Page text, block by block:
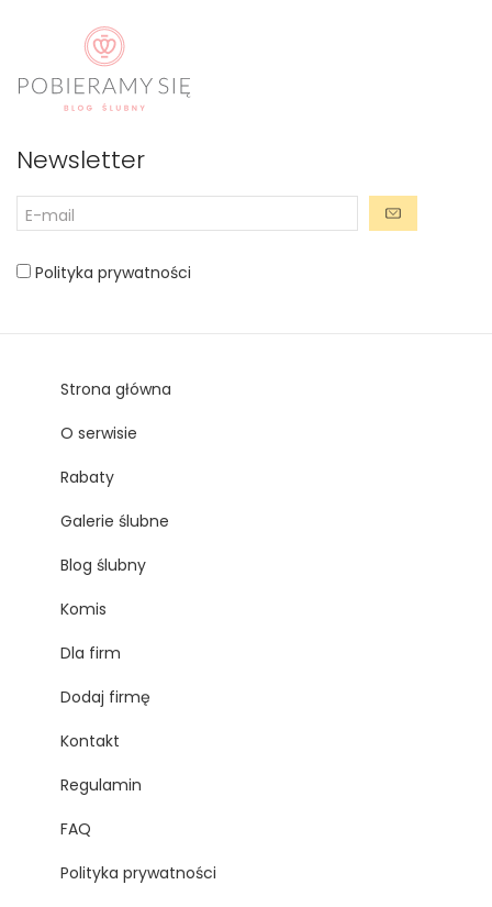
Newsletter
Polityka prywatności
Strona główna
O serwisie
Rabaty
Galerie ślubne
Blog ślubny
Komis
Dla firm
Dodaj firmę
Kontakt
Regulamin
FAQ
Polityka prywatności